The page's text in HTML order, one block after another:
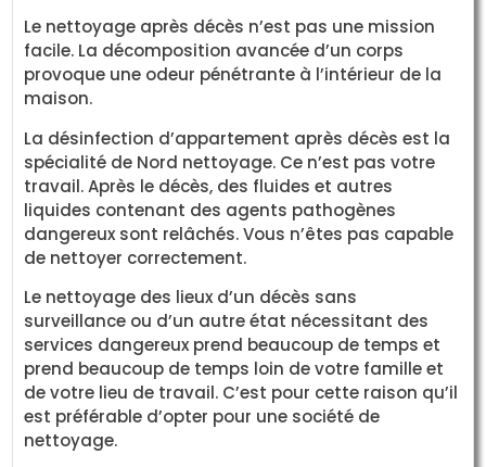
Le nettoyage après décès n’est pas une mission
facile. La décomposition avancée d’un corps
provoque une odeur pénétrante à l’intérieur de la
maison.
La désinfection d’appartement après décès est la
spécialité de Nord nettoyage. Ce n’est pas votre
travail. Après le décès, des fluides et autres
liquides contenant des agents pathogènes
dangereux sont relâchés. Vous n’êtes pas capable
de nettoyer correctement.
Le nettoyage des lieux d’un décès sans
surveillance ou d’un autre état nécessitant des
services dangereux prend beaucoup de temps et
prend beaucoup de temps loin de votre famille et
de votre lieu de travail. C’est pour cette raison qu’il
est préférable d’opter pour une société de
nettoyage.